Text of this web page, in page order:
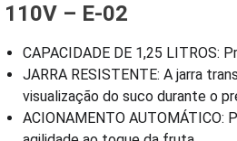
110V – E-02
CAPACIDADE DE 1,25 LITROS:
JARRA RESISTENTE: A jarra
visualização do suco durante o
ACIONAMENTO AUTOMÁTICO: